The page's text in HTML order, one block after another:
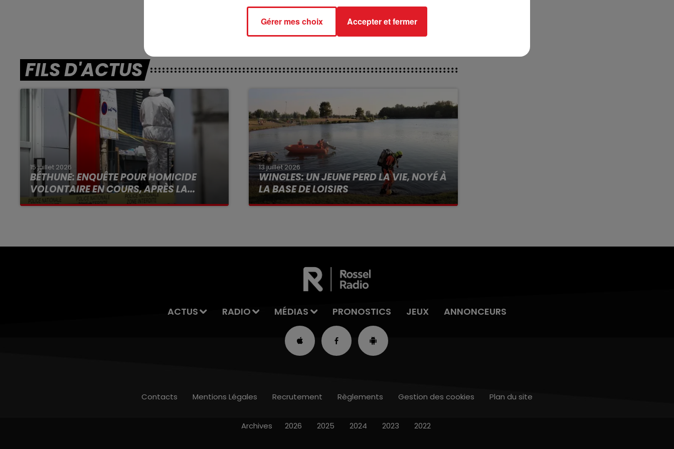
EN DIRECT DES PISTES;
FILS D'ACTUS
15 juillet 2026
BÉTHUNE: ENQUÊTE POUR HOMICIDE
VOLONTAIRE EN COURS, APRÈS LA...
Selon les premiers éléments, le logement
13 juillet 2026
WINGLES: UN JEUNE PERD LA VIE, NOYÉ À
LA BASE DE LOISIRS
La victime a coulé à pic
ACTUS RADIO MÉDIAS PRONOSTICS JEUX ANNONCEURS
Contacts Mentions Légales Recrutement Règlements Gestion des cookies Plan du site
Archives 2026 2025 2024 2023 2022
Gérer mes choix Accepter et fermer